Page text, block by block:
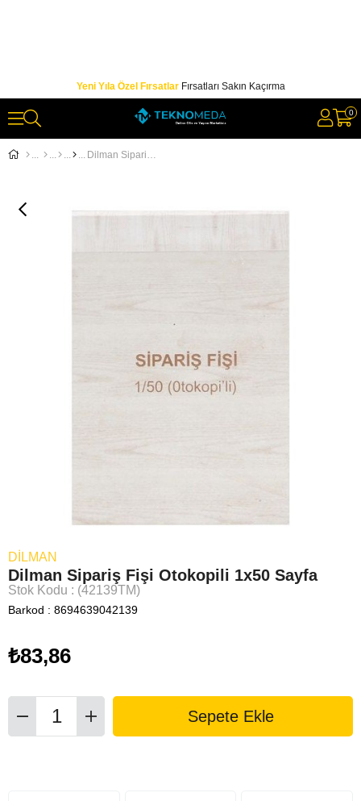
Yeni Yıla Özel FırsatlarFırsatları Sakın Kaçırma
0
Dilman Sipariş Fişi Otokopili 1x50 Sayfa
DILMAN
Dilman Sipariş Fişi Otokopili 1x50 Sayfa
Stok Kodu (42139TM)
Barkod : 8694639042139
₺83,86